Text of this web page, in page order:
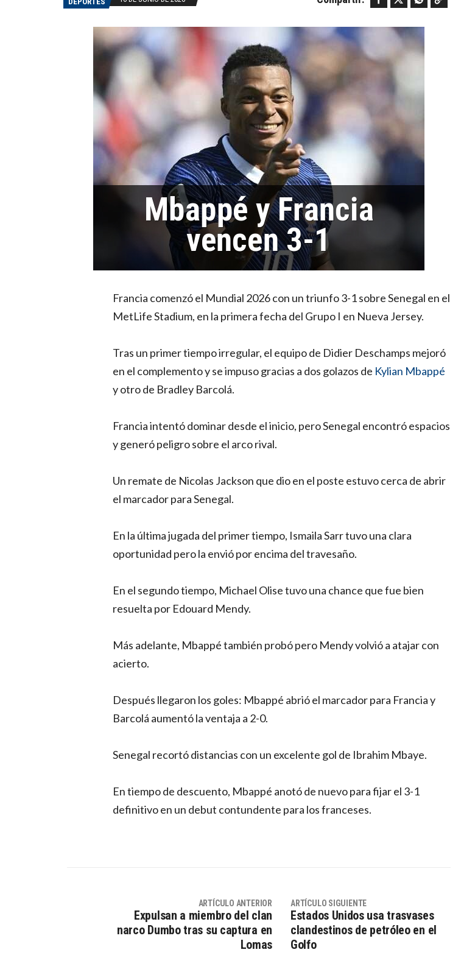
Francia comenzó el Mundial 2026 con un triunfo 3-1 sobre Senegal en el
MetLife Stadium, en la primera fecha del Grupo I en Nueva Jersey.
Tras un primer tiempo irregular, el equipo de Didier Deschamps mejoró
en el complemento y se impuso gracias a dos golazos de Kylian Mbappé
y otro de Bradley Barcolá.
Francia intentó dominar desde el inicio, pero Senegal encontró espacios
y generó peligro sobre el arco rival.
Un remate de Nicolas Jackson que dio en el poste estuvo cerca de abrir
el marcador para Senegal.
En la última jugada del primer tiempo, Ismaila Sarr tuvo una clara
oportunidad pero la envió por encima del travesaño.
En el segundo tiempo, Michael Olise tuvo una chance que fue bien
resuelta por Edouard Mendy.
Más adelante, Mbappé también probó pero Mendy volvió a atajar con
acierto.
Después llegaron los goles: Mbappé abrió el marcador para Francia y
Barcolá aumentó la ventaja a 2-0.
Senegal recortó distancias con un excelente gol de Ibrahim Mbaye.
En tiempo de descuento, Mbappé anotó de nuevo para fijar el 3-1
definitivo en un debut contundente para los franceses.
ARTÍCULO ANTERIOR
Expulsan a miembro del clan
narco Dumbo tras su captura en
Lomas
ARTÍCULO SIGUIENTE
Estados Unidos usa trasvases
clandestinos de petróleo en el
Golfo